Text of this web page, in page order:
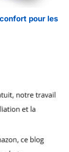
pour les